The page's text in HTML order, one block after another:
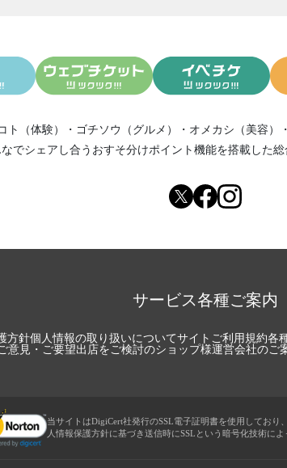
ト（体験） ・ ゴチソウ（グルメ） ・ オメカシ（美容） ・
でシェアし合う おすそ分けポイント機能を搭載した総
サービス各種ご案内
方針個人情報の取り扱いについてサイトご利用規約各
意見・ご要望出店をご検討のショップ様運営会社のご
当サイトはDigiCert社発行のSSL電子証明書を使用しており
人情報保護方針に基づき送信時にSSLという暗号化技術によ